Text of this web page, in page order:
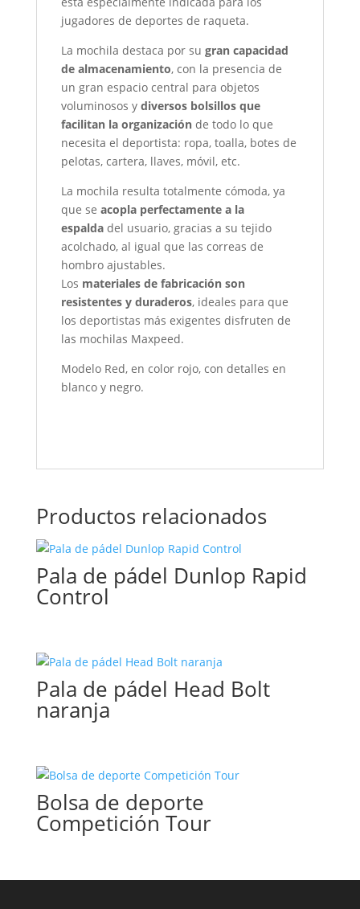
jugadores de deportes de raqueta.
La mochila destaca por su gran capacidad
de almacenamiento, con la presencia de
un gran espacio central para objetos
voluminosos y diversos bolsillos que
facilitan la organizaciónde todo lo que
necesita el deportista: ropa, toalla, botes de
pelotas, cartera, llaves, móvil, etc.
La mochila resulta totalmente cómoda, ya
que se acopla perfectamente a la
espaldadel usuario, gracias a su tejido
acolchado, al igual que las correas de
hombro ajustables.
Los materiales de fabricación son
resistentes y duraderos, ideales para que
los deportistas más exigentes disfruten de
las mochilas Maxpeed.
Modelo Red, en color rojo, con detalles en
blanco y negro.
Productos relacionados
Pala de pádel Dunlop Rapid
Control
Pala de pádel Head Bolt
naranja
Bolsa de deporte
Competición Tour